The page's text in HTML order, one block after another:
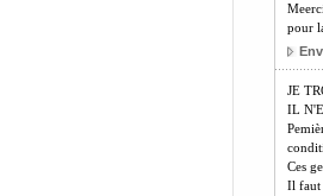
pour
JE
IL
Ces
Il faut